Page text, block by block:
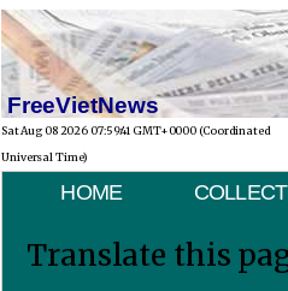
FreeVietNews
Sat Aug 08 2026 07:59:41 GMT+0000 (Coordinated
Universal Time)
HOME
Translate this